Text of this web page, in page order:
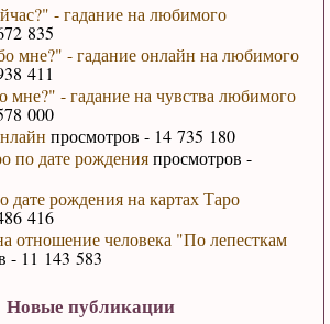
- гадание на любимого
835
мне?" - гадание онлайн на любимого
411
мне?" - гадание на чувства любимого
000
просмотров - 14 735 180
по дате рожденияпросмотров -
дате рождения на картах Таро
416
отношение человека "По лепесткам
- 11 143 583
Новые публикации